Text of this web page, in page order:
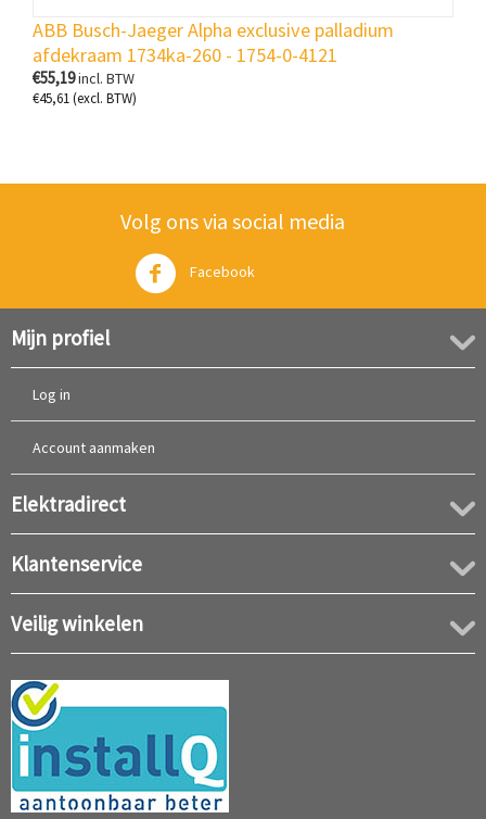
ABB Busch-Jaeger Alpha exclusive palladium
afdekraam 1734ka-260 - 1754-0-4121
€55,19incl. BTW
€45,61(excl. BTW)
Volg ons via social media
Facebook
Mijn profiel
Log in
Account aanmaken
Elektradirect
Klantenservice
Veilig winkelen